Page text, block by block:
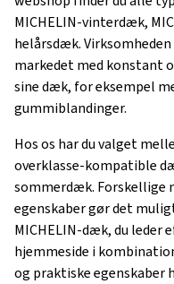
MICHELIN-vinterdæk,
helårsdæk.
markedet med konstant
sine dæk, for eksempel
gummiblandinger.
Hos os har du valget
overklasse-kompatible
sommerdæk. Forskellige
egenskaber gør det
MICHELIN-dæk, du leder
hjemmeside i
og praktiske egenskaber